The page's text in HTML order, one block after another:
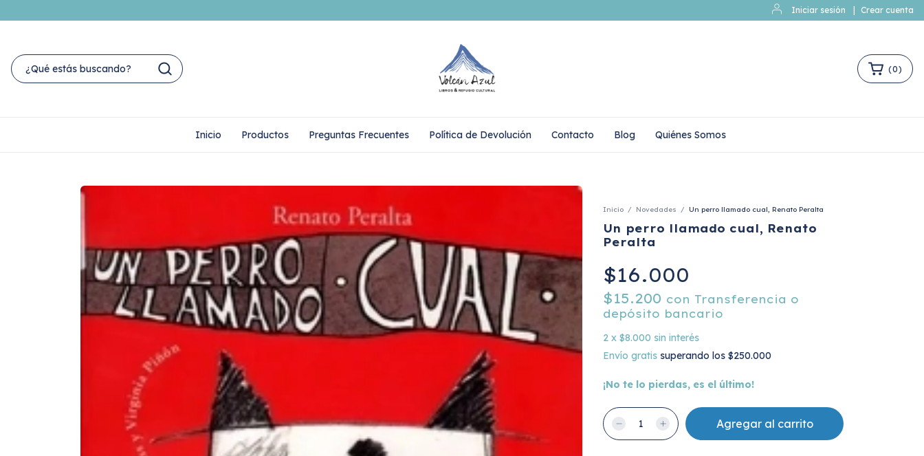
Iniciar sesión Crear cuenta
(0)
Inicio Productos Preguntas Frecuentes Política de Devolución Contacto Blog Quiénes Somos
Inicio / Novedades / Un perro llamado cual, Renato Peralta
Un perro llamado cual, Renato
Peralta
$16.000
$15.200 con Transferencia o
depósito bancario
2 x $8.000 sin interés
Envío gratis superando los $250.000
¡No te lo pierdas, es el último!